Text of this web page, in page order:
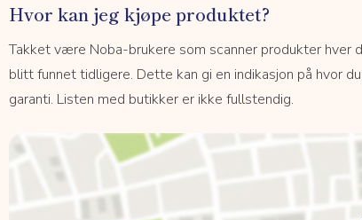
Hvor kan jeg kjøpe produktet?
Takket være Noba-brukere som scanner produkter hver
blitt funnet tidligere. Dette kan gi en indikasjon på hvor
garanti. Listen med butikker er ikke fullstendig.